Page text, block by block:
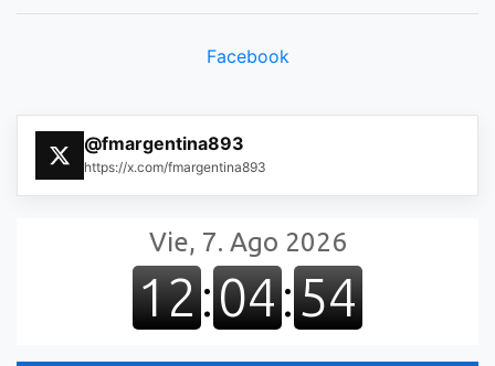
Facebook
@fmargentina893
https://x.com/fmargentina893